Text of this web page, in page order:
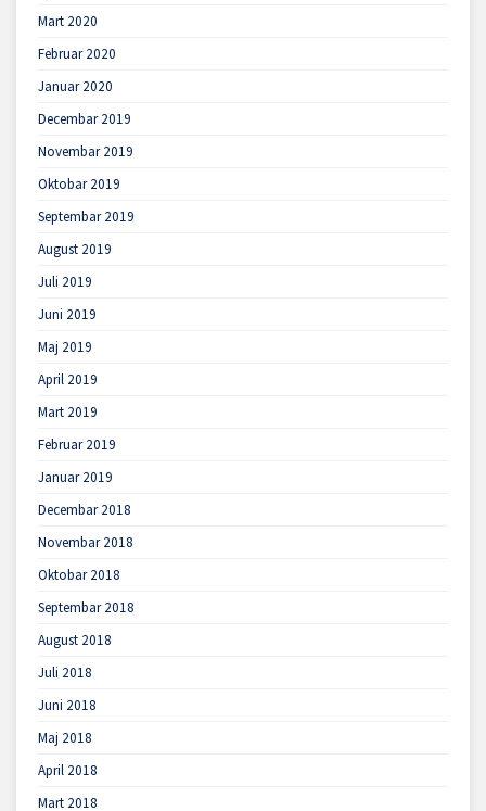
Mart 2020
Februar 2020
Januar 2020
Decembar 2019
Novembar 2019
Oktobar 2019
Septembar 2019
August 2019
Juli 2019
Juni 2019
Maj 2019
April 2019
Mart 2019
Februar 2019
Januar 2019
Decembar 2018
Novembar 2018
Oktobar 2018
Septembar 2018
August 2018
Juli 2018
Juni 2018
Maj 2018
April 2018
Mart 2018